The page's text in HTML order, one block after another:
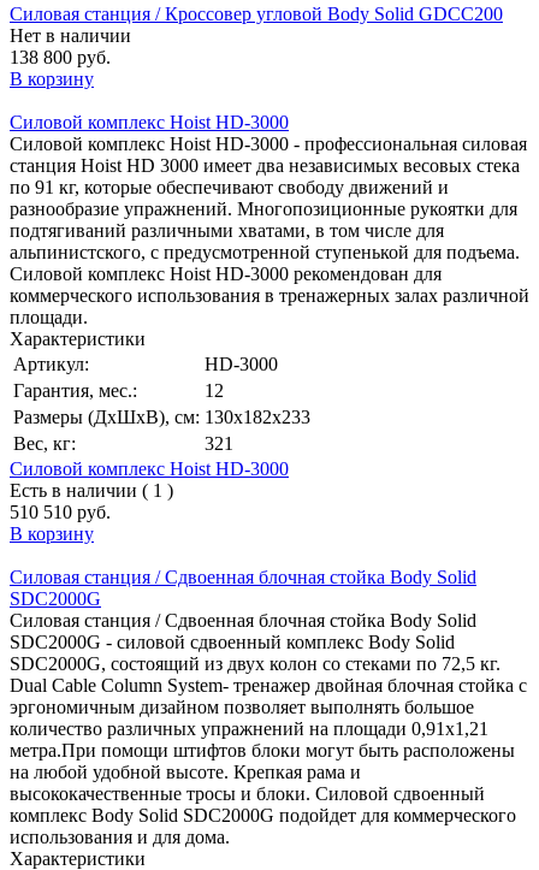
Силовая станция / Кроссовер угловой Body Solid GDCC200
Нет в наличии
138 800 руб.
В корзину
Силовой комплекс Hoist HD-3000
Силовой комплекс Hoist HD-3000 - профессиональная силовая
станция Hoist HD 3000 имеет два независимых весовых стека
по 91 кг, которые обеспечивают свободу движений и
разнообразие упражнений. Многопозиционные рукоятки для
подтягиваний различными хватами, в том числе для
альпинистского, с предусмотренной ступенькой для подъема.
Силовой комплекс Hoist HD-3000 рекомендован для
коммерческого использования в тренажерных залах различной
площади.
Характеристики
Артикул:
HD-3000
Гарантия, мес.:
12
Размеры (ДхШхВ), см: 130x182x233
Вес, кг:
321
Силовой комплекс Hoist HD-3000
Есть в наличии ( 1 )
510 510 руб.
В корзину
Силовая станция / Сдвоенная блочная стойка Body Solid
SDC2000G
Силовая станция / Сдвоенная блочная стойка Body Solid
SDC2000G - силовой сдвоенный комплекс Body Solid
SDC2000G, состоящий из двух колон со стеками по 72,5 кг.
Dual Cable Column System- тренажер двойная блочная стойка с
эргономичным дизайном позволяет выполнять большое
количество различных упражнений на площади 0,91x1,21
метра.При помощи штифтов блоки могут быть расположены
на любой удобной высоте. Крепкая рама и
высококачественные тросы и блоки. Силовой сдвоенный
комплекс Body Solid SDC2000G подойдет для коммерческого
использования и для дома.
Характеристики